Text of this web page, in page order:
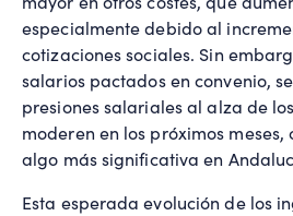
especialmente debido al
cotizaciones sociales. Sin
salarios pactados en convenio,
presiones salariales al alza de
moderen en los próximos
algo más significativa en
Esta esperada evolución de los